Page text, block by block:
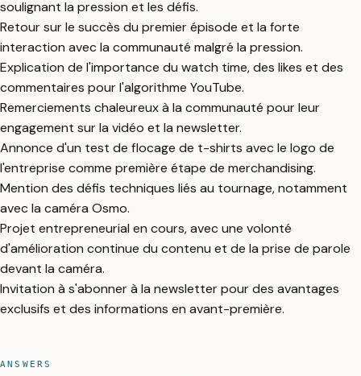
soulignant la pression et les défis.
Retour sur le succès du premier épisode et la forte
interaction avec la communauté malgré la pression.
Explication de l'importance du watch time, des likes et des
commentaires pour l'algorithme YouTube.
Remerciements chaleureux à la communauté pour leur
engagement sur la vidéo et la newsletter.
Annonce d'un test de flocage de t-shirts avec le logo de
l'entreprise comme première étape de merchandising.
Mention des défis techniques liés au tournage, notamment
avec la caméra Osmo.
Projet entrepreneurial en cours, avec une volonté
d'amélioration continue du contenu et de la prise de parole
devant la caméra.
Invitation à s'abonner à la newsletter pour des avantages
exclusifs et des informations en avant-première.
ANSWERS